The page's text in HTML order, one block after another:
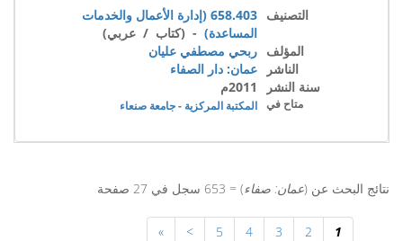
التصنيف
658.403 (إدارة الأعمال والخدمات
المساعدة) - (كتاب / عربي)
المؤلف ربحي مصطفي عليان
الناشر
عمان: دار الصفاء
سنة النشر
2011م
متاح في المكتبة المركزية - جامعة صنعاء
نتائج البحث عن (عمان: صفاء) = 653 سجل في 27 صفحة
» > 5 4 3 2 1